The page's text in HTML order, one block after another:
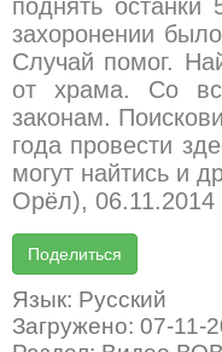
поднять останки
захоронении
Случай помог.
от храма. Со
законам.
года провести
могут найтись и
Орёл), 06.11.2014
Язык: Русский
Загружено: 07-11-